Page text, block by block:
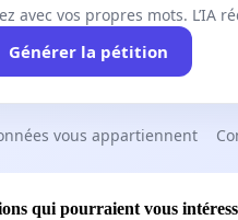
avec vos propres mots.
Générer la pétition
vous appartiennent
qui pourraient vous